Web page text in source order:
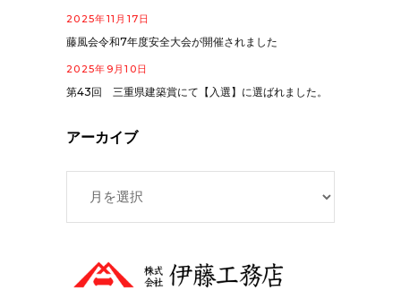
2025年11月17日
藤風会令和7年度安全大会が開催されました
2025年9月10日
第43回 三重県建築賞にて【入選】に選ばれました。
アーカイブ
ア
カ